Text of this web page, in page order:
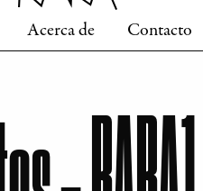
Acerca de Contacto